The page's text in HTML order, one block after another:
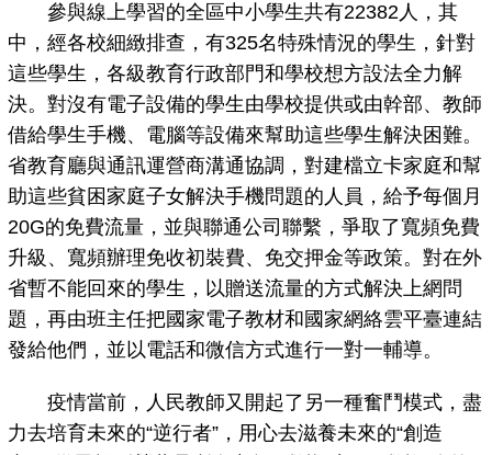
參與線上學習的全區中小學生共有22382人，其
中，經各校細緻排查，有325名特殊情況的學生，針對
這些學生，各級教育行政部門和學校想方設法全力解
決。對沒有電子設備的學生由學校提供或由幹部、教師
借給學生手機、電腦等設備來幫助這些學生解決困難。
省教育廳與通訊運營商溝通協調，對建檔立卡家庭和幫
助這些貧困家庭子女解決手機問題的人員，給予每個月
20G的免費流量，並與聯通公司聯繫，爭取了寬頻免費
升級、寬頻辦理免收初裝費、免交押金等政策。對在外
省暫不能回來的學生，以贈送流量的方式解決上網問
題，再由班主任把國家電子教材和國家網絡雲平臺連結
發給他們，並以電話和微信方式進行一對一輔導。
疫情當前，人民教師又開起了另一種奮鬥模式，盡
力去培育未來的“逆行者”，用心去滋養未來的“創造